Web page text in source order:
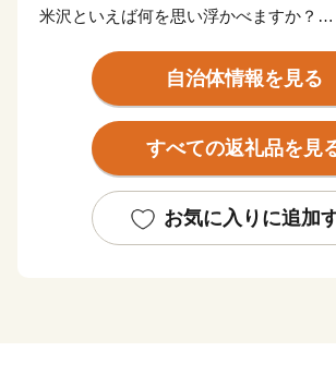
米沢といえば何を思い浮かべますか？
米沢は、寒暖の差が大きい気候条件、よ
ミネラル豊富な水、澄んだ空気など美味
このため、全国を代表する米沢牛をはじ
い果物や野菜などバラエティーに富んだ
自治体情報を見る
すべての返礼品を見
お気に入りに追加